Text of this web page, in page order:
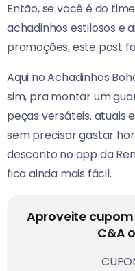
Então, se você é do
achadinhos estilosos e
promoções, este post
Aqui no Achadinhos
sim, pra montar um
peças versáteis, atuais
sem precisar gastar
desconto no app da
fica ainda mais fácil.
Aproveite cupom
C&A